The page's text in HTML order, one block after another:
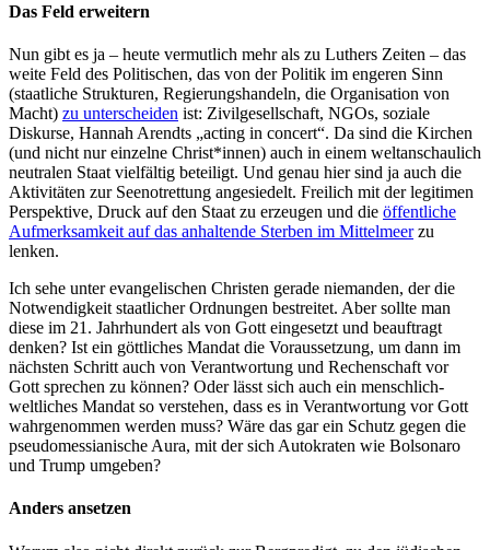
Das Feld erweitern
Nun gibt es ja – heute vermutlich mehr als zu Luthers Zeiten – das
weite Feld des Politischen, das von der Politik im engeren Sinn
(staatliche Strukturen, Regierungshandeln, die Organisation von
Macht) zu unterscheiden ist: Zivilgesellschaft, NGOs, soziale
Diskurse, Hannah Arendts „acting in concert“. Da sind die Kirchen
(und nicht nur einzelne Christ*innen) auch in einem weltanschaulich
neutralen Staat vielfältig beteiligt. Und genau hier sind ja auch die
Aktivitäten zur Seenotrettung angesiedelt. Freilich mit der legitimen
Perspektive, Druck auf den Staat zu erzeugen und die öffentliche
Aufmerksamkeit auf das anhaltende Sterben im Mittelmeerzu
lenken.
Ich sehe unter evangelischen Christen gerade niemanden, der die
Notwendigkeit staatlicher Ordnungen bestreitet. Aber sollte man
diese im 21. Jahrhundert als von Gott eingesetzt und beauftragt
denken? Ist ein göttliches Mandat die Voraussetzung, um dann im
nächsten Schritt auch von Verantwortung und Rechenschaft vor
Gott sprechen zu können? Oder lässt sich auch ein menschlich-
weltliches Mandat so verstehen, dass es in Verantwortung vor Gott
wahrgenommen werden muss? Wäre das gar ein Schutz gegen die
pseudomessianische Aura, mit der sich Autokraten wie Bolsonaro
und Trump umgeben?
Anders ansetzen